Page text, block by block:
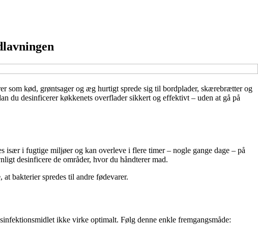
som kød, grøntsager og æg hurtigt sprede sig til bordplader, skærebrætter og
du desinficerer køkkenets overflader sikkert og effektivt – uden at gå på
især i fugtige miljøer og kan overleve i flere timer – nogle gange dage – på
desinficere de områder, hvor du håndterer mad.
bakterier spredes til andre fødevarer.
ikke virke optimalt. Følg denne enkle fremgangsmåde: